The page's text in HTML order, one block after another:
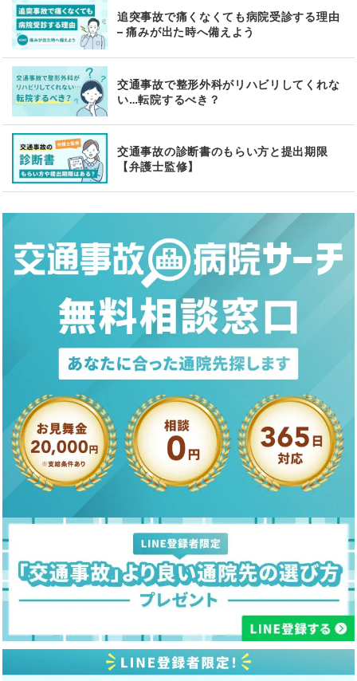
追突事故で痛くなくても病院受診する理由
– 痛みが出た時へ備えよう
交通事故で整形外科がリハビリしてくれな
い…転院するべき？
交通事故の診断書のもらい方と提出期限
【弁護士監修】